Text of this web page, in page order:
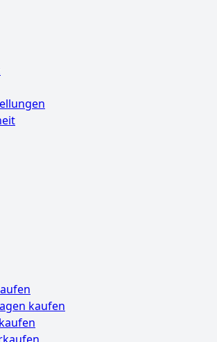
kaufen